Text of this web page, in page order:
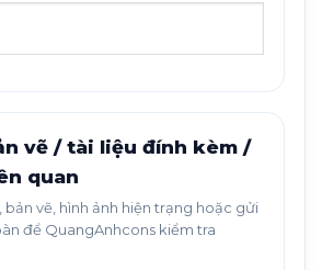
vẽ / tài liệu đính kèm /
quan
vẽ, hình ảnh hiện trạng hoặc gửi
để QuangAnhcons kiểm tra